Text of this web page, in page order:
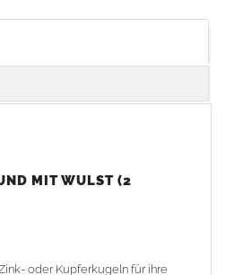
genaue Angabe der
dann die Kugel
die zweite Hälfte von Außen
und in einem Durchmesser von
MIT WULST (2
oder Kupferkugeln für ihre